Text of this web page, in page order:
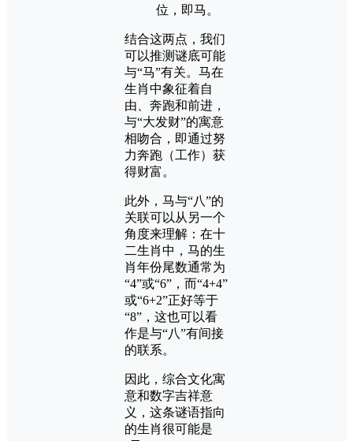
位，即马。
结合这两点，我们
可以推测谜底可能
与“马”有关。马在
生肖中象征着自
由、奔跑和前进，
与“大发财”的寓意
相吻合，即通过努
力奔跑（工作）获
得财富。
此外，马与“八”的
关联可以从另一个
角度来理解：在十
二生肖中，马的生
肖年份尾数通常为
“4”或“6”，而“4+4”
或“6+2”正好等于
“8”，这也可以看
作是与“八”有间接
的联系。
因此，综合文化寓
意和数字吉祥意
义，这条谜语指向
的生肖很可能是